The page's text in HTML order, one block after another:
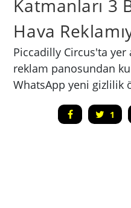
Katmanları 3
Hava
Piccadilly Circus'ta yer
reklam panosundan
WhatsApp yeni gizlilik
1